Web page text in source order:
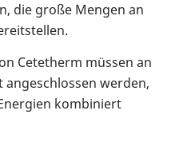
die große Mengen an
Cetetherm müssen an
angeschlossen werden,
kombiniert